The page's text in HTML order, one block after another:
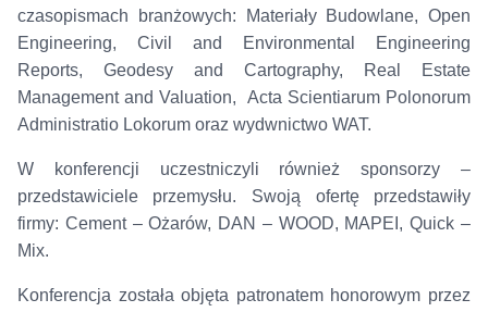
czasopismach branżowych: Materiały Budowlane, Open
Engineering, Civil and Environmental Engineering
Reports, Geodesy and Cartography, Real Estate
Management and Valuation, Acta Scientiarum Polonorum
Administratio Lokorum oraz wydwnictwo WAT.
W konferencji uczestniczyli również sponsorzy –
przedstawiciele przemysłu. Swoją ofertę przedstawiły
firmy: Cement – Ożarów, DAN – WOOD, MAPEI, Quick –
Mix.
Konferencja została objęta patronatem honorowym przez